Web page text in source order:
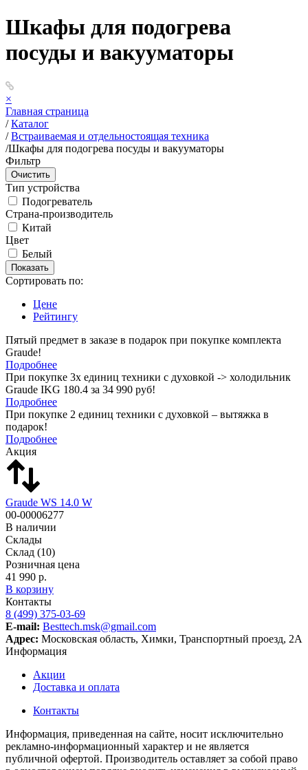
Шкафы для подогрева
посуды и вакууматоры
×
Главная страница
/ Каталог
/ Встраиваемая и отдельностоящая техника
/Шкафы для подогрева посуды и вакууматоры
Фильтр
Тип устройства
Подогреватель
Страна-производитель
Китай
Цвет
Белый
Сортировать по:
Цене
Рейтингу
Пятый предмет в заказе в подарок при покупке комплекта
Graude!
Подробнее
При покупке 3х единиц техники с духовкой -> холодильник
Graude IKG 180.4 за 34 990 руб!
Подробнее
При покупке 2 единиц техники с духовкой – вытяжка в
подарок!
Подробнее
Акция
Graude WS 14.0 W
00-00006277
В наличии
Склады
Склад (10)
Розничная цена
41 990 р.
В корзину
Контакты
8 (499) 375-03-69
E-mail: Besttech.msk@gmail.com
Адрес: Московская область, Химки, Транспортный проезд, 2А
Информация
Акции
Доставка и оплата
Контакты
Информация, приведенная на сайте, носит исключительно
рекламно-информационный характер и не является
публичной офертой. Производитель оставляет за собой право